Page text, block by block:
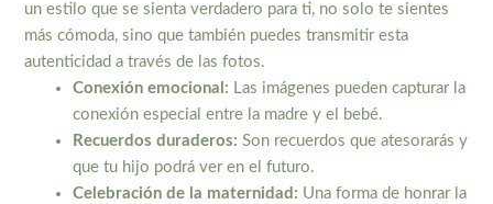
un estilo que se sienta verdadero para ti, no solo te sientes
más cómoda, sino que también puedes transmitir esta
autenticidad a través de las fotos.
Conexión emocional: Las imágenes pueden capturar la
conexión especial entre la madre y el bebé.
Recuerdos duraderos: Son recuerdos que atesorarás y
que tu hijo podrá ver en el futuro.
Celebración de la maternidad: Una forma de honrar la